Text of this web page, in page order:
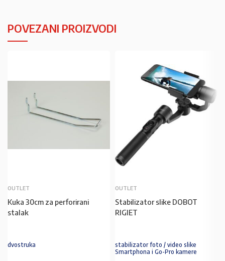
POVEZANI PROIZVODI
OUTLET
Kuka 30cm za perforirani
stalak
dvostruka
OUTLET
Stabilizator slike DOBOT
RIGIET
stabilizator foto / video slike
Smartphona i Go-Pro kamere